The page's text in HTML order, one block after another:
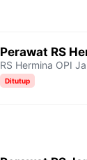
Perawat RS
RS Hermina OPI
Ditutup